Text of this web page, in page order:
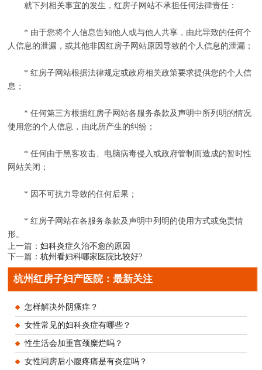
就下列相关事宜的发生，红房子网站不承担任何法律责任：
* 由于您将个人信息告知他人或与他人共享，由此导致的任何个
人信息的泄漏，或其他非因红房子网站原因导致的个人信息的泄漏；
* 红房子网站根据法律规定或政府相关政策要求提供您的个人信
息；
* 任何第三方根据红房子网站各服务条款及声明中所列明的情况
使用您的个人信息，由此所产生的纠纷；
* 任何由于黑客攻击、电脑病毒侵入或政府管制而造成的暂时性
网站关闭；
* 因不可抗力导致的任何后果；
* 红房子网站在各服务条款及声明中列明的使用方式或免责情
形。
上一篇：妇科炎症久治不愈的原因
下一篇：杭州看妇科哪家医院比较好?
杭州红房子妇产医院：最新关注
怎样解决外阴瘙痒？
女性常见的妇科炎症有哪些？
性生活会加重宫颈糜烂吗？
女性同房后小腹疼痛是有炎症吗？